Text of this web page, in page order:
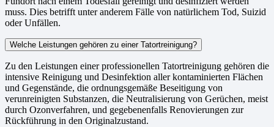
muss. Dies betrifft unter anderem Fälle von natürlichem Tod, Suizid
oder Unfällen.
Welche Leistungen gehören zu einer Tatortreinigung?
Zu den Leistungen einer professionellen Tatortreinigung gehören die
intensive Reinigung und Desinfektion aller kontaminierten Flächen
und Gegenstände, die ordnungsgemäße Beseitigung von
verunreinigten Substanzen, die Neutralisierung von Gerüchen, meist
durch Ozonverfahren, und gegebenenfalls Renovierungen zur
Rückführung in den Originalzustand.